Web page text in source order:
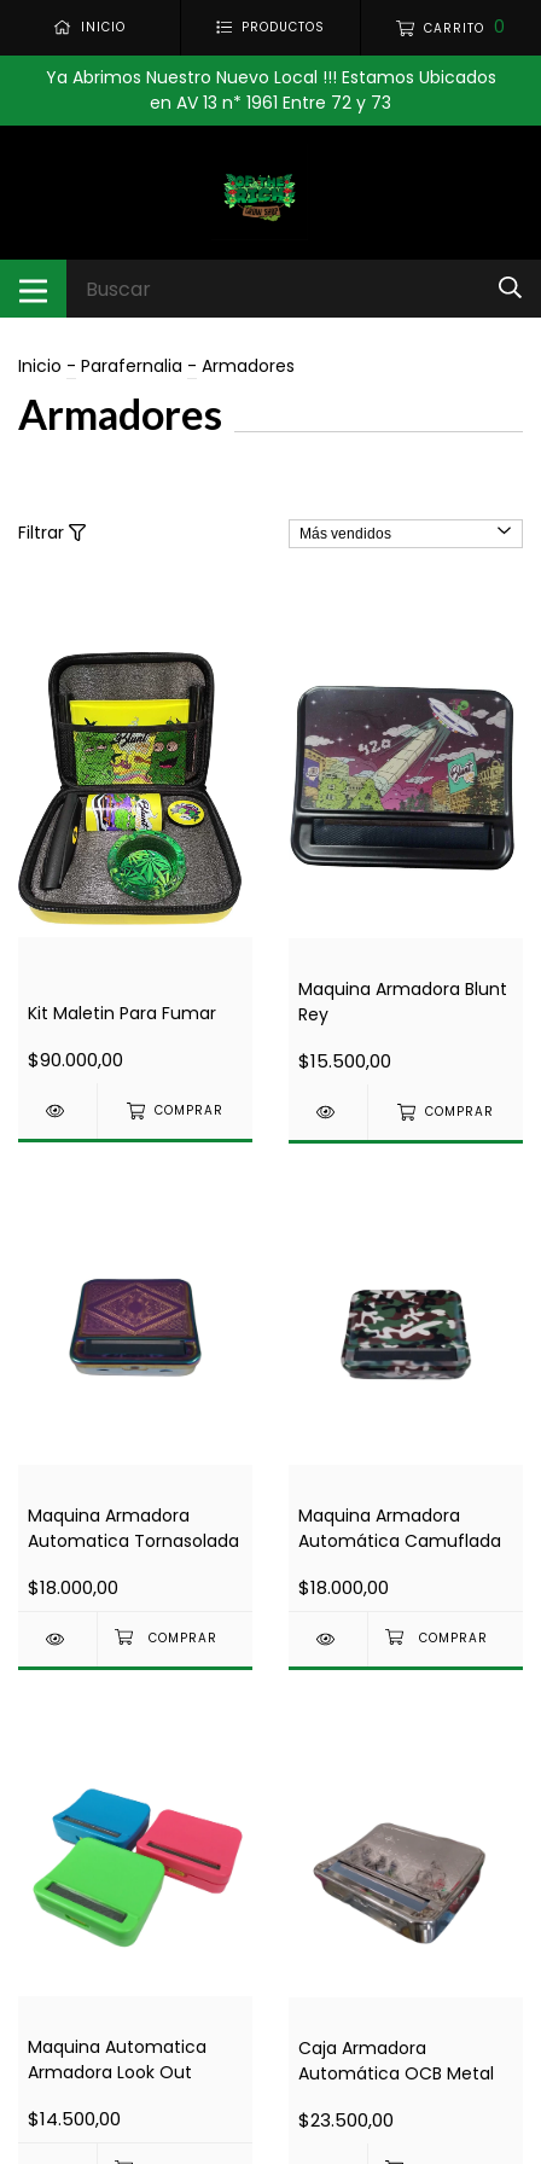
INICIO PRODUCTOS CARRITO 0
Ya Abrimos Nuestro Nuevo Local !!! Estamos Ubicados
en AV 13 n* 1961 Entre 72 y 73
Inicio - Parafernalia - Armadores
Armadores
Filtrar
Kit Maletin Para Fumar
$90.000,00
COMPRAR
Maquina Armadora Blunt
Rey
$15.500,00
COMPRAR
Maquina Armadora
Automatica Tornasolada
$18.000,00
Maquina Armadora
Automática Camuflada
$18.000,00
Maquina Automatica
Armadora Look Out
$14.500,00
Caja Armadora
Automática OCB Metal
$23.500,00